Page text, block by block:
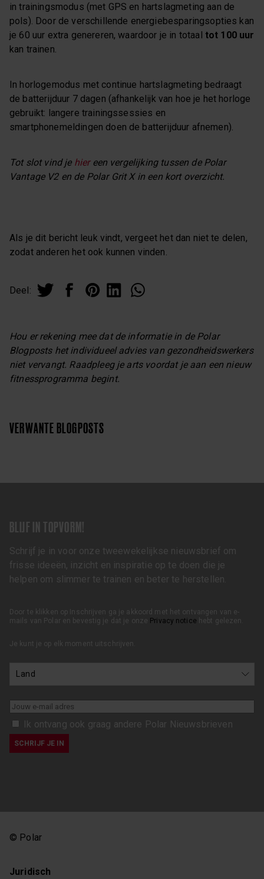
in trainingsmodus (met GPS en hartslagmeting aan de
pols). Door de verschillende energiebesparingsopties kan
je 60 uur extra genereren, waardoor je in totaal tot 100 uur
kan trainen.
In horlogemodus met continue hartslagmeting bedraagt
de batterijduur 7 dagen (afhankelijk van hoe je het horloge
gebruikt: langere trainingssessies en
smartphonemeldingen doen de batterijduur afnemen).
Tot slot vind je hiereen vergelijking tussen de Polar
Vantage V2 en de Polar Grit X in een kort overzicht.
Als je dit bericht leuk vindt, vergeet het dan niet te delen,
zodat anderen het ook kunnen vinden.
Deel:
Hou er rekening mee dat de informatie in de Polar
Blogposts het individueel advies van gezondheidswerkers
niet vervangt. Raadpleeg je arts voordat je aan een nieuw
fitnessprogramma begint.
VERWANTE BLOGPOSTS
BLIJF IN TOPVORM!
Schrijf je in voor onze tweewekelijkse nieuwsbrief om
frisse ideeën, inzicht en inspiratie op te doen die je
helpen om slimmer te trainen en beter te herstellen.
Door te klikken op Inschrijven ga je akkoord met het ontvangen van e-
mails van Polar en bevestig je dat je onze Privacy notice hebt gelezen.
Je kunt je op elk moment uitschrijven.
Ik ontvang ook graag andere Polar Nieuwsbrieven
© Polar
Juridisch